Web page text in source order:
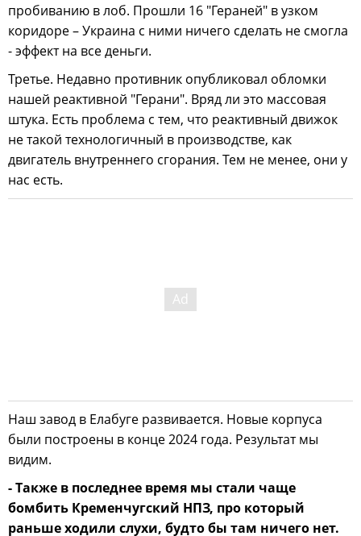
пробиванию в лоб. Прошли 16 "Гераней" в узком
коридоре – Украина с ними ничего сделать не смогла
- эффект на все деньги.
Третье. Недавно противник опубликовал обломки
нашей реактивной "Герани". Вряд ли это массовая
штука. Есть проблема с тем, что реактивный движок
не такой технологичный в производстве, как
двигатель внутреннего сгорания. Тем не менее, они у
нас есть.
Наш завод в Елабуге развивается. Новые корпуса
были построены в конце 2024 года. Результат мы
видим.
- Также в последнее время мы стали чаще
бомбить Кременчугский НПЗ, про который
раньше ходили слухи, будто бы там ничего нет.